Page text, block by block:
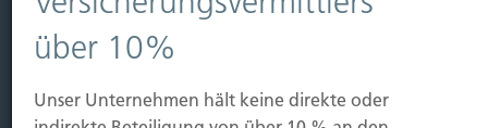
0211-490066 |Fax:
brueck@brueckkg.de
Kontaktformular
über 10%
Unser Unternehmen hält keine direkte oder